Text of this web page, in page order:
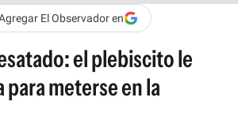
El Observador en
el plebiscito le
para meterse en la